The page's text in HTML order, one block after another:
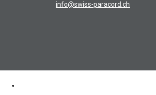
info@swiss-paracord.ch